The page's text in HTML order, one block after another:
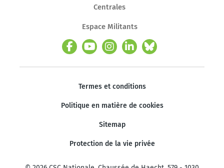
Centrales
Espace Militants
Termes et conditions
Politique en matière de cookies
Sitemap
Protection de la vie privée